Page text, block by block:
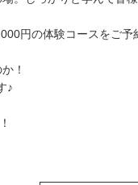
円の体験コースをご
！
♪